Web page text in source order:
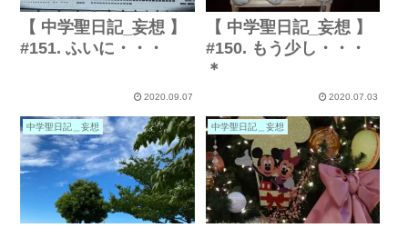
【 中学聖日記_妄想 】
#151. ふいに・・・
2020.09.07
【 中学聖日記_妄想 】
#150. もう少し・・・
＊
2020.07.03
中学聖日記＿妄想 中学聖日記＿妄想